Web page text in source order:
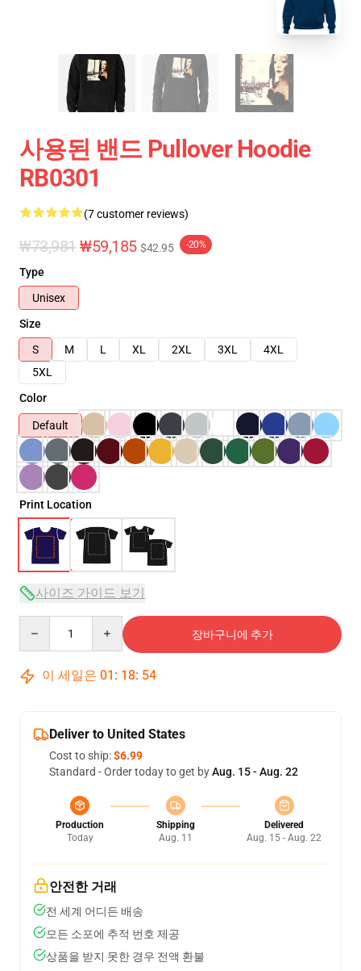
사용된 밴드 Pullover Hoodie
RB0301
(7 customer reviews)
₩73,981 ₩59,185 $42.95 -20%
Type
Unisex
Size
S
M L XL 2XL 3XL
4XL
5XL
Color
Default
Print Location
사이즈 가이드 보기
장바구니에 추가
이 세일은 01 : 18: 54
Deliver to United States
Cost to ship:$6.99
Standard - Order today to get byAug. 15 - Aug. 22
Production
Today
Shipping
Aug. 11
Delivered
Aug. 15 - Aug. 22
안전한 거래
전 세계 어디든 배송
모든 소포에 추적 번호 제공
상품을 받지 못한 경우 전액 환불